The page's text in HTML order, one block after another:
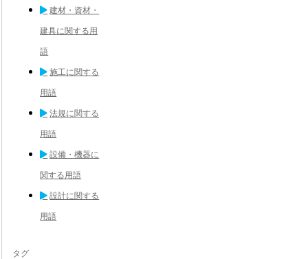
建材・資材・
建具に関する用
語
施工に関する
用語
法規に関する
用語
設備・機器に
関する用語
設計に関する
用語
タグ